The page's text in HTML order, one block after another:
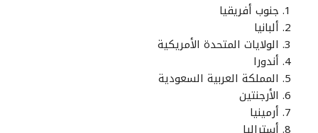
جنوب أفريقيا
ألبانيا
الولايات المتحدة الأمريكية
أندورا
المملكة العربية السعودية
الأرجنتين
أرمينيا